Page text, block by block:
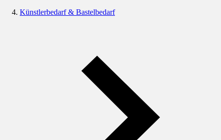
Künstlerbedarf & Bastelbedarf